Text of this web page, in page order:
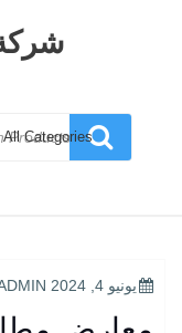
Search
for
POSTED
يونيو 4, 2024